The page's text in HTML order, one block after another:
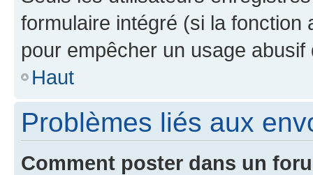
formulaire intégré (si la fonction
pour empêcher un usage
Haut
Problèmes liés aux
Comment poster dans un